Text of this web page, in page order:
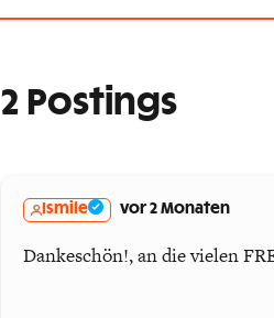
2 Postings
Ismile vor 2 Monaten
Dankeschön!, an die vielen